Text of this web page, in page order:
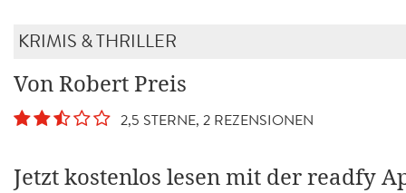
KRIMIS & THRILLER
Von Robert Preis
2,5 STERNE, 2 REZENSIONEN
Jetzt kostenlos lesen mit der readfy